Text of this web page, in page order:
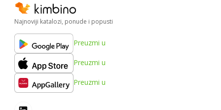
Najnoviji katalozi, ponude i popusti
Preuzmi u
Preuzmi u
Preuzmi u